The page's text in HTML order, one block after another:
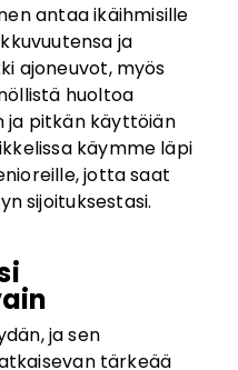
antaa ikäihmisille
ja
ajoneuvot, myös
huoltoa
ja pitkän käyttöiän
käymme läpi
jotta saat
sijoituksestasi.
ja sen
tärkeää